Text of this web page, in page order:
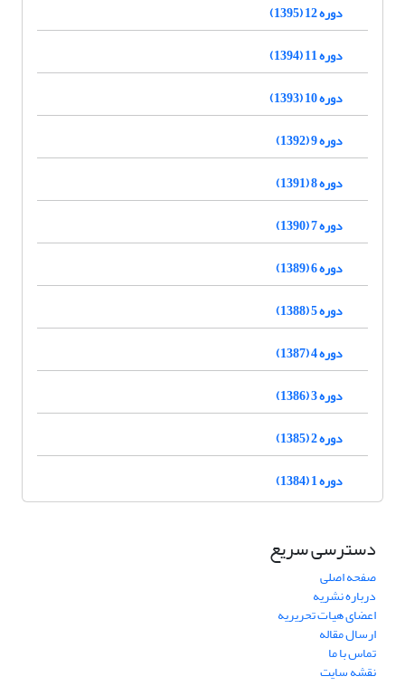
دوره 12 (1395)
دوره 11 (1394)
دوره 10 (1393)
دوره 9 (1392)
دوره 8 (1391)
دوره 7 (1390)
دوره 6 (1389)
دوره 5 (1388)
دوره 4 (1387)
دوره 3 (1386)
دوره 2 (1385)
دوره 1 (1384)
دسترسی سریع
صفحه اصلی
درباره نشریه
اعضای هیات تحریریه
ارسال مقاله
تماس با ما
نقشه سایت